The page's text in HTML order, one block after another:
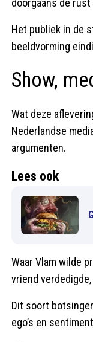
doorgaans de
Het publiek in de
beeldvorming
Show,
Wat deze
Nederlandse
argumenten.
Lees ook
Waar Vlam wilde
vriend
Dit soort
ego’s en